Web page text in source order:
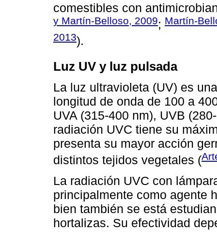
comestibles con
y Martín-Belloso, 2009; Martín-
2013).
Luz UV y luz pulsada
La luz ultravioleta (UV) es
longitud de onda de 100 a
UVA (315-400 nm), UVB
radiación UVC tiene su
presenta su mayor acción
distintos tejidos vegetales (
La radiación UVC con
principalmente como agente
bien también se está
hortalizas. Su efectividad